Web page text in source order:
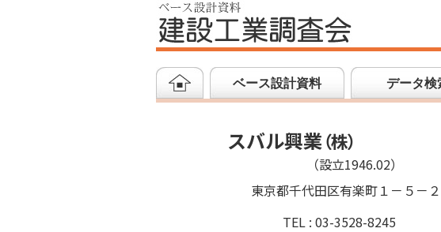
ベース設計資料 データ検
スバル興業（株）
（設立1946.02）
東京都千代田区有楽町１－５－２
TEL : 03-3528-8245